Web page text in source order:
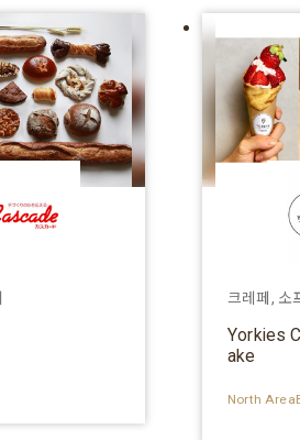
크레페, 소
Yorkies
ake
North